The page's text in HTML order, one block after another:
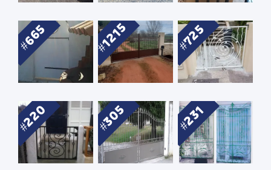
665 1215 725
220 305 231